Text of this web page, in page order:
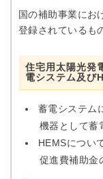
国の補助事業にお
登録されているも
住宅用太陽光発
電システム及び
蓄電システム
機器として蓄
HEMSについ
促進費補助金